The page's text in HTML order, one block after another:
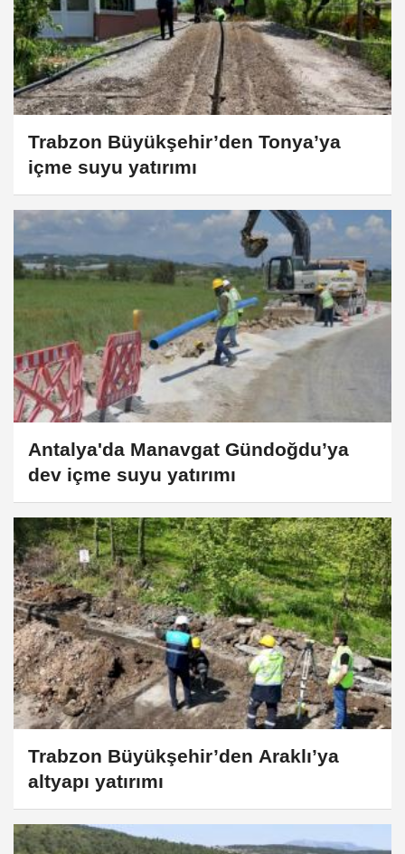
Trabzon Büyükşehir’den Tonya’ya
içme suyu yatırımı
Antalya'da Manavgat Gündoğdu’ya
dev içme suyu yatırımı
Trabzon Büyükşehir’den Araklı’ya
altyapı yatırımı